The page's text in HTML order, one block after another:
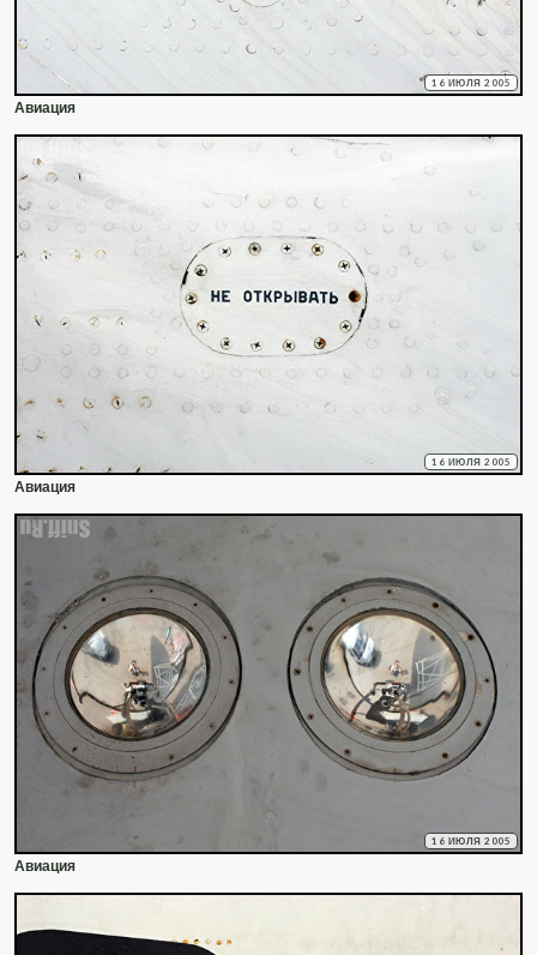
16 ИЮЛЯ 2005
Авиация
16 ИЮЛЯ 2005
Авиация
16 ИЮЛЯ 2005
Авиация